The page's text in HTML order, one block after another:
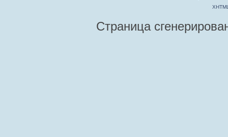
Страница